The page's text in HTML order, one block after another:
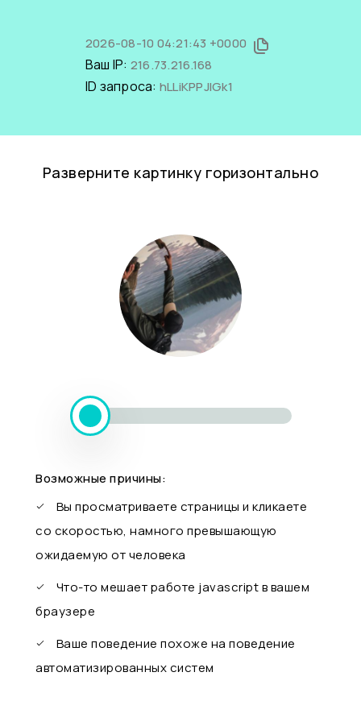
2026-08-10 04:21:43 +0000
Ваш IP: 216.73.216.168
ID запроса: hLLiKPPJlGk1
Разверните картинку горизонтально
Возможные причины:
Вы просматриваете страницы и кликаете
со скоростью, намного превышающую
ожидаемую от человека
Что-то мешает работе javascript в вашем
браузере
Ваше поведение похоже на поведение
автоматизированных систем